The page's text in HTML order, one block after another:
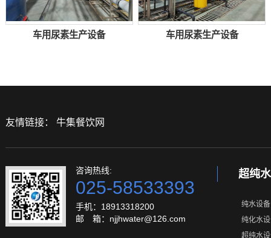
车用尿素生产设备 车用尿素生产设备
友情链接： 牛集餐饮网
咨询热线:
025-58533393
手机：18913318200
邮 箱：njjhwater@126.com
超纯
纯水设备
纯化水
超纯水